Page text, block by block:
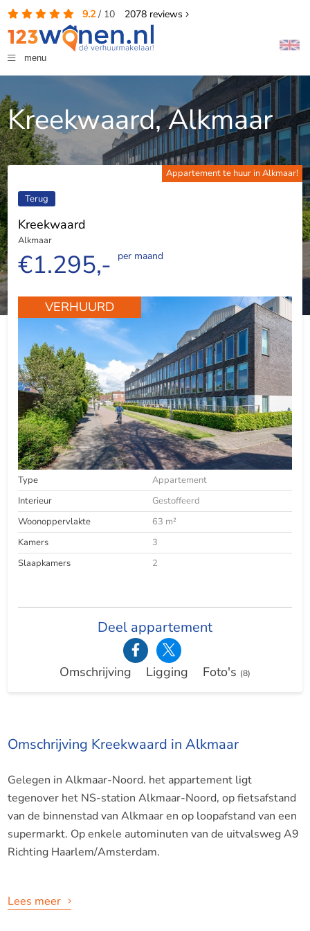
9.2/ 10 2078reviews
menu
Kreekwaard, Alkmaar
Appartement te huur in Alkmaar!
Terug
Kreekwaard
Alkmaar
€1.295,- per maand
VERHUURD
Type
Appartement
Interieur
Gestoffeerd
Woonoppervlakte
63 m²
Kamers
3
Slaapkamers
2
Deel appartement
Omschrijving Ligging Foto's (8)
Omschrijving Kreekwaard in Alkmaar
Gelegen in Alkmaar-Noord. het appartement ligt
tegenover het NS-station Alkmaar-Noord, op fietsafstand
van de binnenstad van Alkmaar en op loopafstand van een
supermarkt. Op enkele autominuten van de uitvalsweg A9
Richting Haarlem/Amsterdam.
Lees meer